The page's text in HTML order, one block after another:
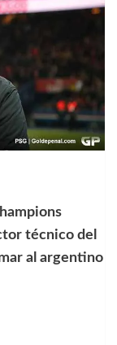
técnico del
al argentino